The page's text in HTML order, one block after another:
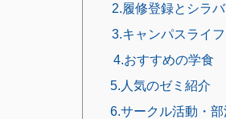
2.履修登録とシラバ
3.キャンパスライ
4.おすすめの学食
5.人気のゼミ紹介
6.サークル活動・